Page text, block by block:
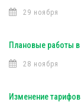
29 ноября
Плановые работы в
28 ноября
Изменение